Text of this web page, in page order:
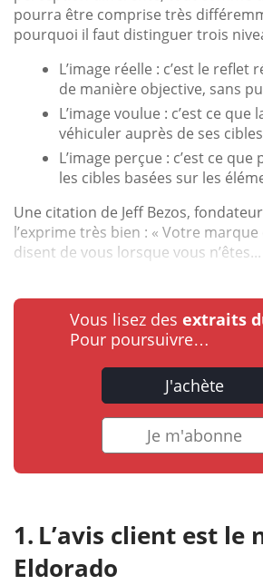
pourra être comprise très
pourquoi il faut distinguer trois
L’image réelle : c’est le reflet
de manière objective, sans
L’image voulue : c’est ce
véhiculer auprès de ses
L’image perçue : c’est ce
les cibles basées sur les
Une citation de Jeff Bezos, fondateur
l’exprime très bien : « Votre
disent de vous lorsque vous n’êtes...
Vous lisez des extraits
Pour poursuivre…
J'achète
Je m'abonne
L’avis client est le
Eldorado